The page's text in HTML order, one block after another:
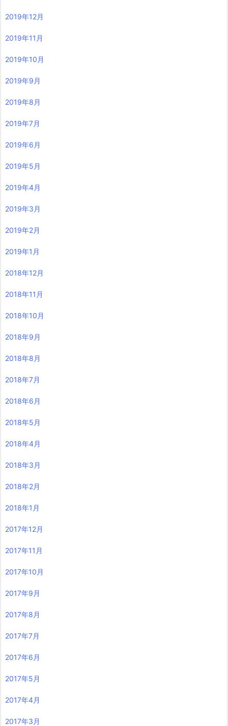
2019年12月
2019年11月
2019年10月
2019年9月
2019年8月
2019年7月
2019年6月
2019年5月
2019年4月
2019年3月
2019年2月
2019年1月
2018年12月
2018年11月
2018年10月
2018年9月
2018年8月
2018年7月
2018年6月
2018年5月
2018年4月
2018年3月
2018年2月
2018年1月
2017年12月
2017年11月
2017年10月
2017年9月
2017年8月
2017年7月
2017年6月
2017年5月
2017年4月
2017年3月